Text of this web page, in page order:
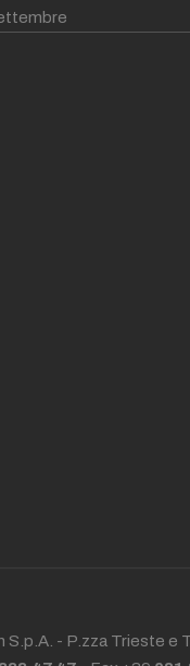
- P.zza Trieste e